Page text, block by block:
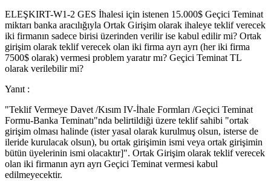
ELEŞKIRT-W1-2 GES İhalesi için istenen 15.000$ Geçici Teminat
miktarı banka aracılığıyla Ortak Girişim olarak ihaleye teklif verecek
iki firmanın sadece birisi üzerinden verilir ise kabul edilir mi? Ortak
girişim olarak teklif verecek olan iki firma ayrı ayrı (her iki firma
7500$ olarak) vermesi problem yaratır mı? Geçici Teminat TL
olarak verilebilir mi?
Yanıt :
"Teklif Vermeye Davet /Kısım IV-İhale Formları /Geçici Teminat
Formu-Banka Teminatı"nda belirtildiği üzere teklif sahibi "ortak
girişim olması halinde (ister yasal olarak kurulmuş olsun, isterse de
ileride kurulacak olsun), bu ortak girişimin ismi veya ortak girişimin
bütün üyelerinin ismi olacaktır]". Ortak Girişim olarak teklif verecek
olan iki firmanın ayrı ayrı Geçici Teminat vermesi kabul
edilmeyecektir.